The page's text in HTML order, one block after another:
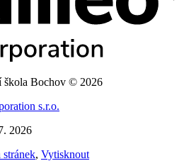
škola Bochov © 2026
s.r.o.
2026
stránek, Vytisknout